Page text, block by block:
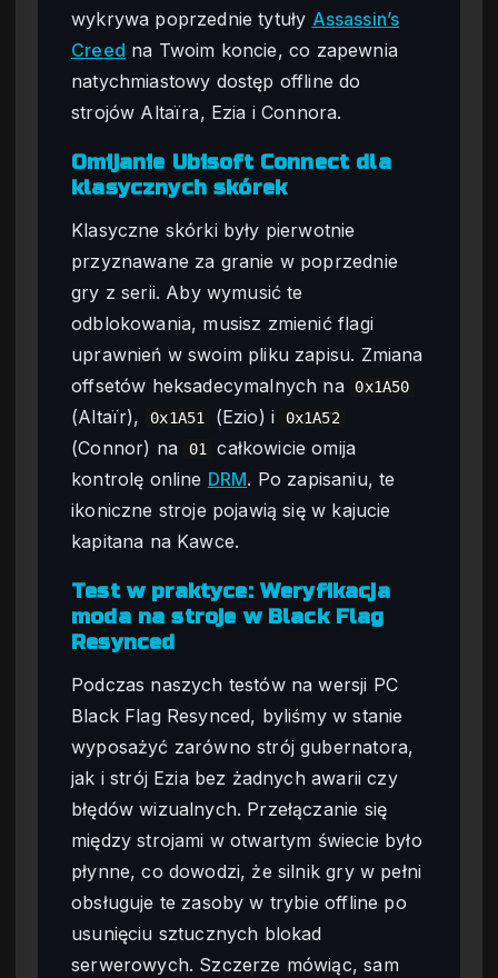
wykrywa poprzednie tytuły Assassin’s
Creed na Twoim koncie, co zapewnia
natychmiastowy dostęp offline do
strojów Altaïra, Ezia i Connora.
Omijanie Ubisoft Connect dla
klasycznych skórek
Klasyczne skórki były pierwotnie
przyznawane za granie w poprzednie
gry z serii. Aby wymusić te
odblokowania, musisz zmienić flagi
uprawnień w swoim pliku zapisu. Zmiana
offsetów heksadecymalnych na
0x1A50
(Altaïr), 0x1A51 (Ezio) i 0x1A52
(Connor) na 01
całkowicie omija
kontrolę online DRM. Po zapisaniu, te
ikoniczne stroje pojawią się w kajucie
kapitana na Kawce.
Test w praktyce: Weryfikacja
moda na stroje w Black Flag
Resynced
Podczas naszych testów na wersji PC
Black Flag Resynced, byliśmy w stanie
wyposażyć zarówno strój gubernatora,
jak i strój Ezia bez żadnych awarii czy
błędów wizualnych. Przełączanie się
między strojami w otwartym świecie było
płynne, co dowodzi, że silnik gry w pełni
obsługuje te zasoby w trybie offline po
usunięciu sztucznych blokad
serwerowych. Szczerze mówiąc, sam